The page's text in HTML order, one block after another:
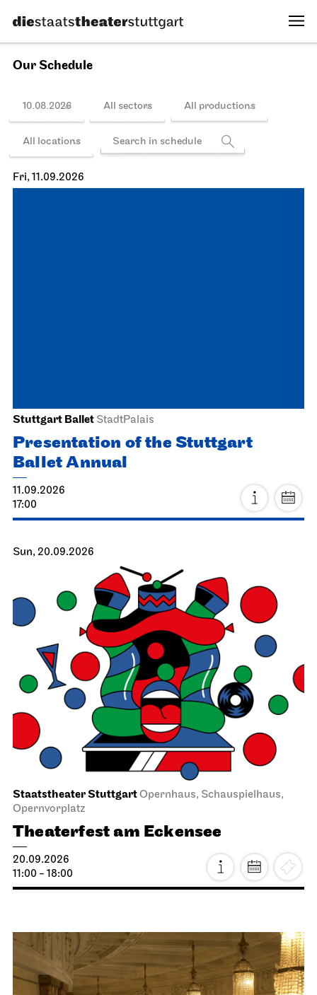
Our Schedule
10.08.2026 All sectors All productions
All locations
Fri, 11.09.2026
Stuttgart Ballet StadtPalais
Presentation of the Stuttgart
Ballet Annual
11.09.2026
17:00
Sun, 20.09.2026
Staatstheater StuttgartOpernhaus, Schauspielhaus,
Opernvorplatz
Theaterfest am Eckensee
20.09.2026
11:00 - 18:00